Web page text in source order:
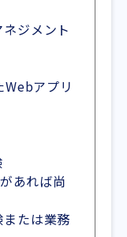
ジメント
Webアプリ
あれば尚
または業務